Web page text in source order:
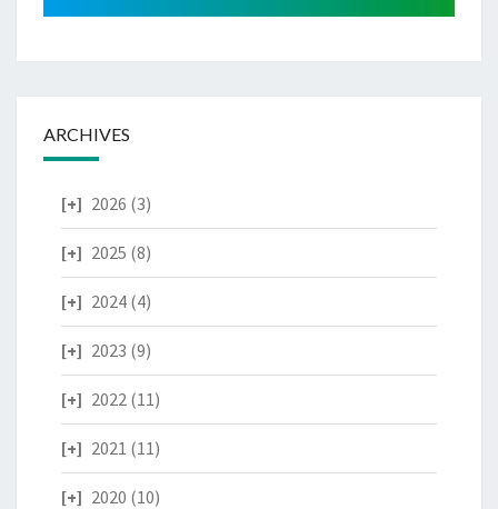
ARCHIVES
2026 (3)
2025 (8)
2024 (4)
2023 (9)
2022 (11)
2021 (11)
2020 (10)